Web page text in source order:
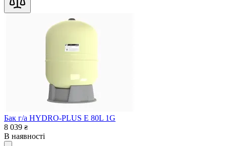
Бак г/а HYDRO-PLUS E 80L 1G
8 039 ₴
В наявності